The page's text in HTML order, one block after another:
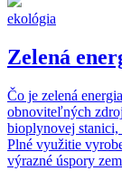
ekológia
Zelená
Čo je zelená
obnoviteľných
bioplynovej stanici,
Plné využitie
výrazné úspory